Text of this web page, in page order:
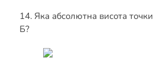
14. Яка абсолютна висота точки
Б?